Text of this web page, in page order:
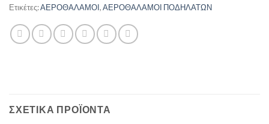
Ετικέτες:ΑΕΡΟΘΑΛΑΜΟΙ,ΑΕΡΟΘΑΛΑΜΟΙ ΠΟΔΗΛΑΤΩΝ
ΣΧΕΤΙΚΆ ΠΡΟΪΌΝΤΑ